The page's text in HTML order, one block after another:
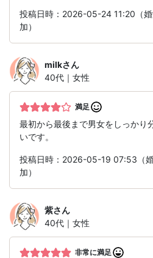
投稿日時：2026-05-24 11:20（
加）
milkさん
40代｜女性
満足
最初から最後まで男女をしっかり
いです。
投稿日時：2026-05-19 07:53（
加）
紫さん
40代｜女性
非常に満足